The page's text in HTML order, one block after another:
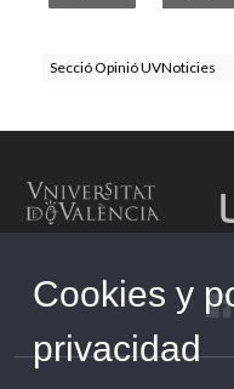
Secció Opinió UVNoticies
Cookies y
privacidad